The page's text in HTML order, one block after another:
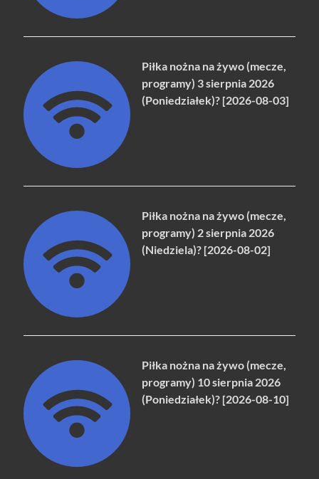
Piłka nożna na żywo (mecze,
programy) 3 sierpnia 2026
(Poniedziałek)? [2026-08-03]
Piłka nożna na żywo (mecze,
programy) 2 sierpnia 2026
(Niedziela)? [2026-08-02]
Piłka nożna na żywo (mecze,
programy) 10 sierpnia 2026
(Poniedziałek)? [2026-08-10]